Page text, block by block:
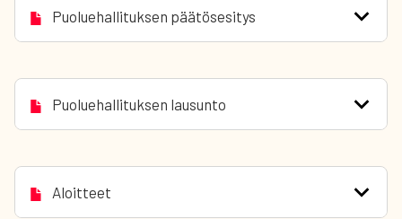
Puoluehallituksen päätösesitys
Puoluehallituksen lausunto
Aloitteet